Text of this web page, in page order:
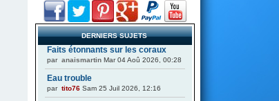
DERNIERS SUJETS
Faits étonnants sur les coraux
par anaismartin Mar 04 Aoû 2026, 00:28
Eau trouble
par tito76 Sam 25 Juil 2026, 12:16